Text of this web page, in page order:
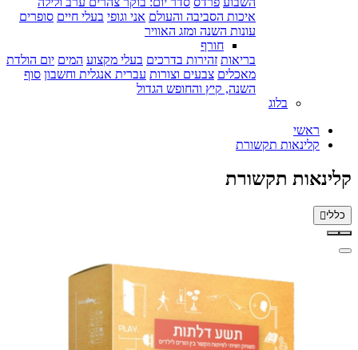
איכות הסביבה והעולם אני וגופי בעלי חיים סופרים
עונות השנה ומזג האוויר
חורף
בריאות זהירות בדרכים בעלי מקצוע המים יום הולדת
מאכלים צבעים וצורות עברית אנגלית וחשבון סוף
השנה, קיץ והחופש הגדול
בלוג
ראשי
קלינאות תקשורת
קלינאות תקשורת
כללי